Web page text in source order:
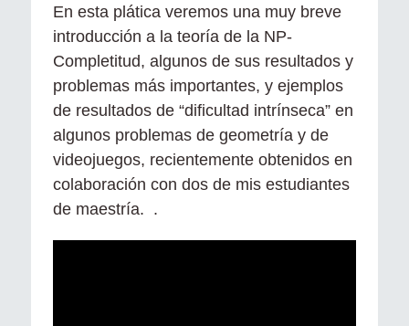
En esta plática veremos una muy breve
introducción a la teoría de la NP-
Completitud, algunos de sus resultados y
problemas más importantes, y ejemplos
de resultados de “dificultad intrínseca” en
algunos problemas de geometría y de
videojuegos, recientemente obtenidos en
colaboración con dos de mis estudiantes
de maestría. .